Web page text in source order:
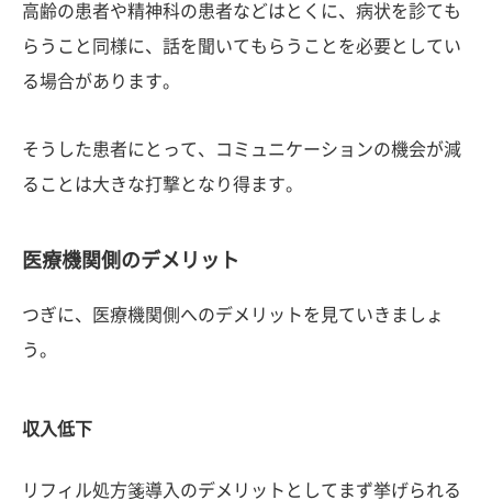
高齢の患者や精神科の患者などはとくに、病状を診ても
らうこと同様に、話を聞いてもらうことを必要としてい
る場合があります。
そうした患者にとって、コミュニケーションの機会が減
ることは大きな打撃となり得ます。
医療機関側のデメリット
つぎに、医療機関側へのデメリットを見ていきましょ
う。
収入低下
リフィル処方箋導入のデメリットとしてまず挙げられる